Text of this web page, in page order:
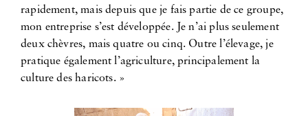
rapidement, mais depuis que je fais partie de ce groupe,
mon entreprise s’est développée. Je n’ai plus seulement
deux chèvres, mais quatre ou cinq. Outre l’élevage, je
pratique également l’agriculture, principalement la
culture des haricots. »